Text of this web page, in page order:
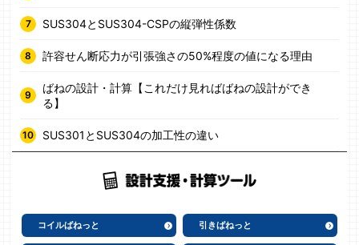
SUS304とSUS304-CSPの縦弾性係数
許容せん断応力が引張強さの50%程度の値になる理由
ばねの設計・計算【これだけ見ればばねの設計ができ
る】
SUS301とSUS304の加工性の違い
コイルばねっと 引きばねっと